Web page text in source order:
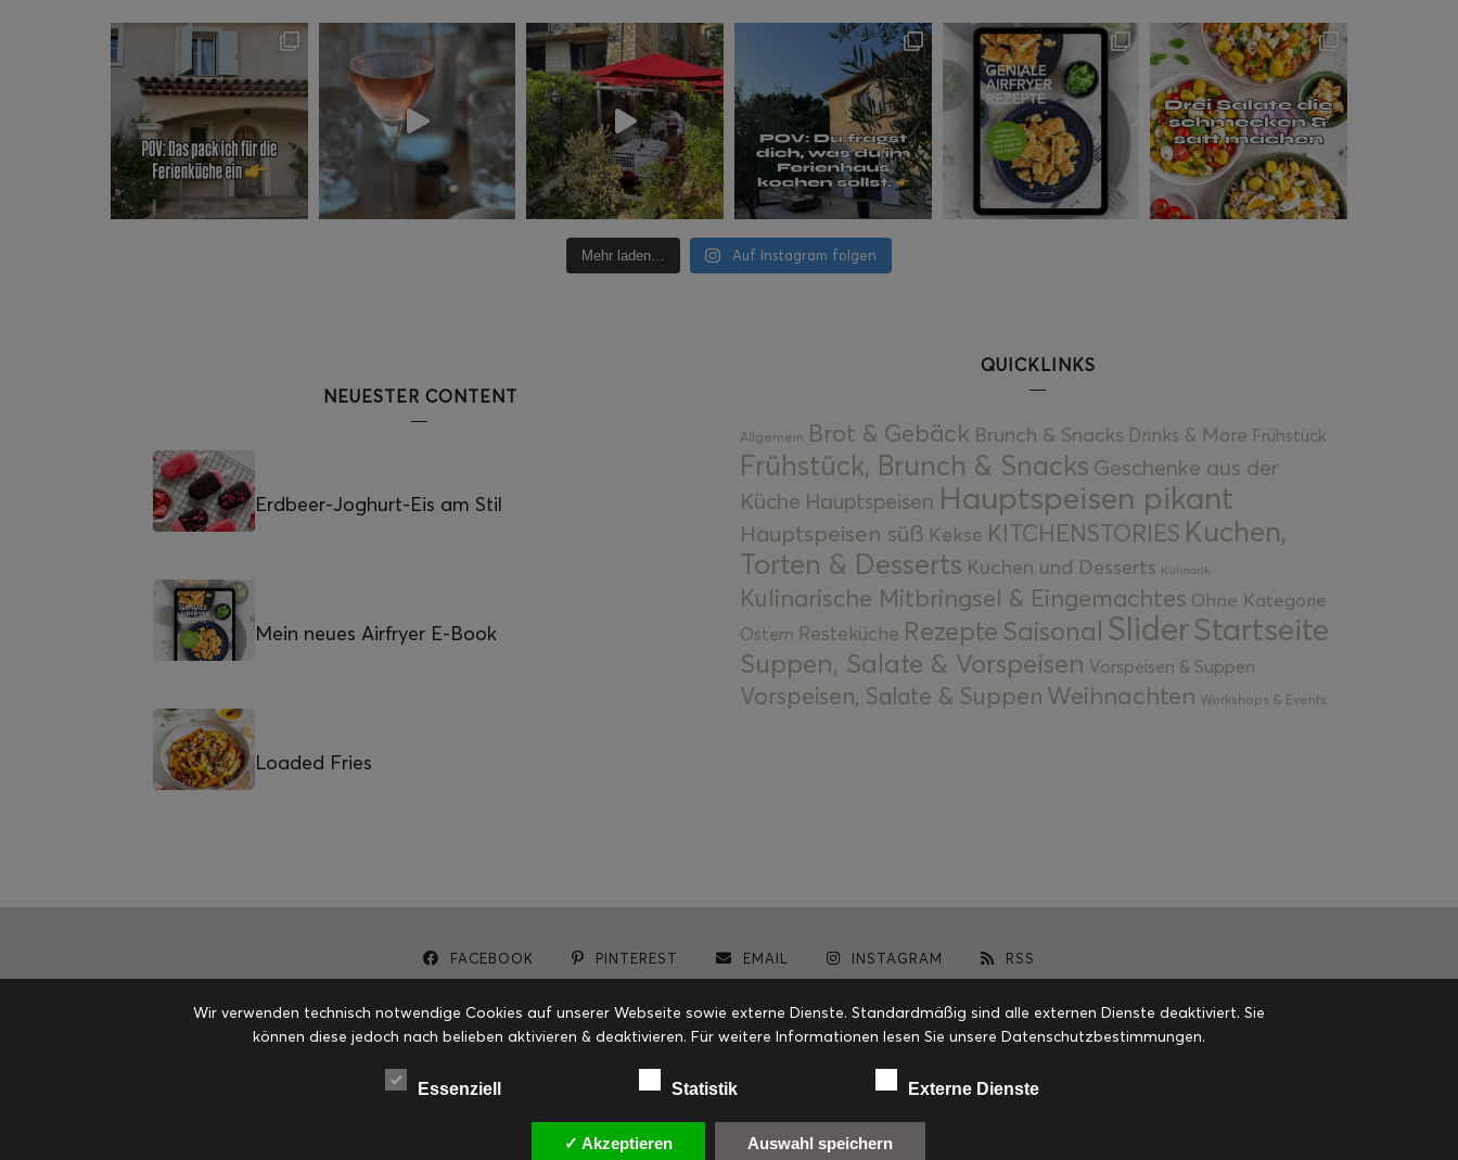
Mehr laden… Auf Instagram folgen
NEUESTER CONTENT
Erdbeer-Joghurt-Eis am Stil
Mein neues Airfryer E-Book
Loaded Fries
QUICKLINKS
Allgemein Brot & Gebäck Brunch & Snacks Drinks & More Frühstück
Frühstück, Brunch & Snacks Geschenke aus der
Küche Hauptspeisen Hauptspeisen pikant
Hauptspeisen süß Kekse KITCHENSTORIES Kuchen,
Torten & Desserts Kuchen und Desserts Kulinarik
Kulinarische Mitbringsel & Eingemachtes Ohne Kategorie
Ostern Resteküche Rezepte Saisonal SliderStartseite
Suppen, Salate & Vorspeisen Vorspeisen & Suppen
Vorspeisen, Salate & Suppen Weihnachten Workshops & Events
FACEBOOK PINTEREST EMAIL INSTAGRAM RSS
Wir verwenden technisch notwendige Cookies auf unserer Webseite sowie externe Dienste. Standardmäßig sind alle externen Dienste deaktiviert. Sie
können diese jedoch nach belieben aktivieren & deaktivieren. Für weitere Informationen lesen Sie unsere Datenschutzbestimmungen.
Essenziell Statistik Externe Dienste
✓ Akzeptieren Auswahl speichern